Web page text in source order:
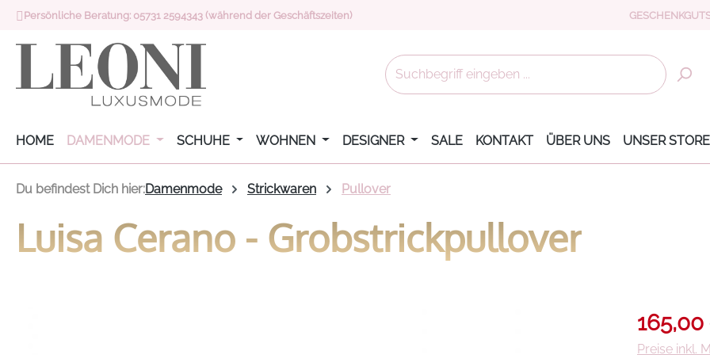
Hauptinhalt springen
Zur Suche springen
Zur Hauptnavigation springen
Persönliche Beratung: 05731 2594343 (während der Geschäftszeiten)
HOME DAMENMODE SCHUHE WOHNEN DESIGNER SALE KONTAKT ÜBER UNS UNSER STORE
Du befindest Dich hier:Damenmode Strickwaren Pullover
Luisa Cerano - Grobstrickpullover
Preise inkl.